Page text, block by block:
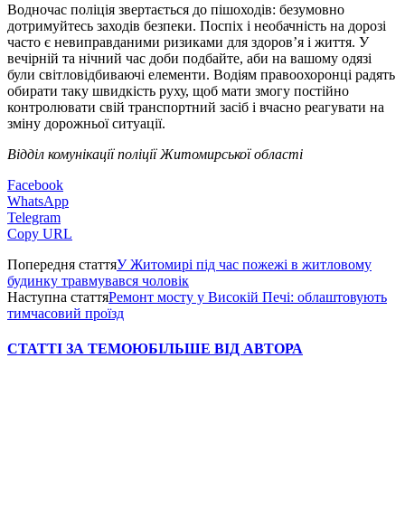
Водночас поліція звертається до пішоходів: безумовно
дотримуйтесь заходів безпеки. Поспіх і необачність на дорозі
часто є невиправданими ризиками для здоров’я і життя. У
вечірній та нічний час доби подбайте, аби на вашому одязі
були світловідбиваючі елементи. Водіям правоохоронці радять
обирати таку швидкість руху, щоб мати змогу постійно
контролювати свій транспортний засіб і вчасно реагувати на
зміну дорожньої ситуації.
Відділ комунікації поліції Житомирської області
Facebook
WhatsApp
Telegram
Copy URL
Попередня статтяУ Житомирі під час пожежі в житловому
будинку травмувався чоловік
Наступна статтяРемонт мосту у Високій Печі: облаштовують
тимчасовий проїзд
СТАТТІ ЗА ТЕМОЮБІЛЬШЕ ВІД АВТОРА